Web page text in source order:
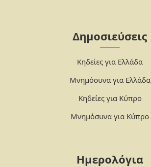
Δημοσιεύσεις
Κηδείες για Ελλάδα
Μνημόσυνα για Ελλάδα
Κηδείες για Κύπρο
Μνημόσυνα για Κύπρο
Ημερολόγια